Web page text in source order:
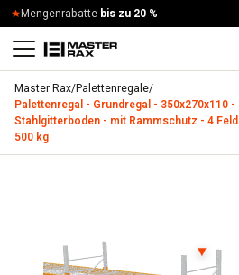
Zum Inhalt springen
Schnelle Lieferung 4 – 9 Werktage
Mengenrabatte bis zu 20 %
Master Rax/Palettenregale/
Palettenregal - Grundregal - 350x270x110 -
Stahlgitterboden - mit Rammschutz - 4
500 kg
▼